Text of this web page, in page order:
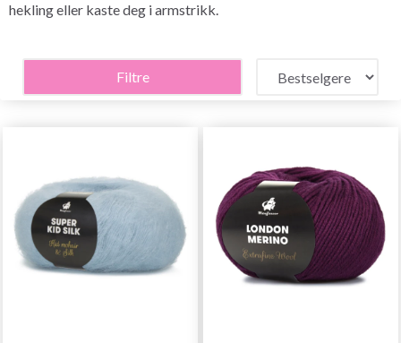
hekling eller kaste deg i armstrikk.
Filtre